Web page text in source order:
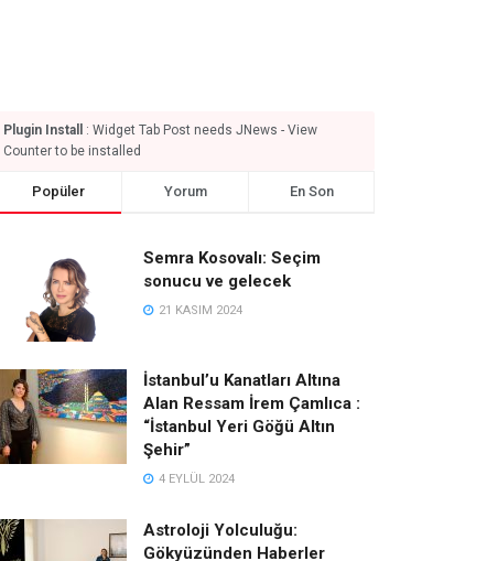
Plugin Install
: Widget Tab Post needs JNews - View
Counter to be installed
Popüler Yorum En Son
Semra Kosovalı: Seçim
sonucu ve gelecek
21 KASIM 2024
İstanbul’u Kanatları Altına
Alan Ressam İrem Çamlıca :
“İstanbul Yeri Göğü Altın
Şehir”
4 EYLÜL 2024
Astroloji Yolculuğu:
Gökyüzünden Haberler